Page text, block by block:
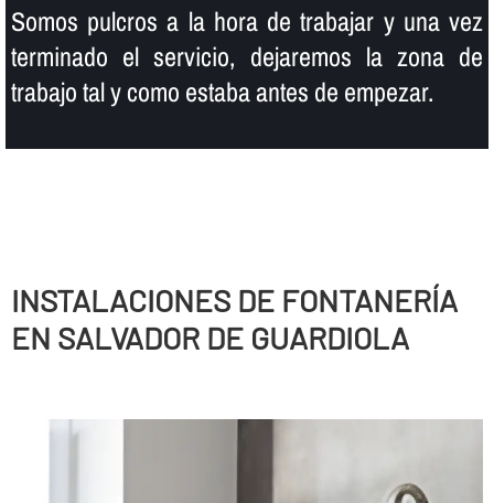
Somos pulcros a la hora de trabajar y una vez
terminado el servicio, dejaremos la zona de
trabajo tal y como estaba antes de empezar.
INSTALACIONES DE FONTANERÍ­A
EN SALVADOR DE GUARDIOLA